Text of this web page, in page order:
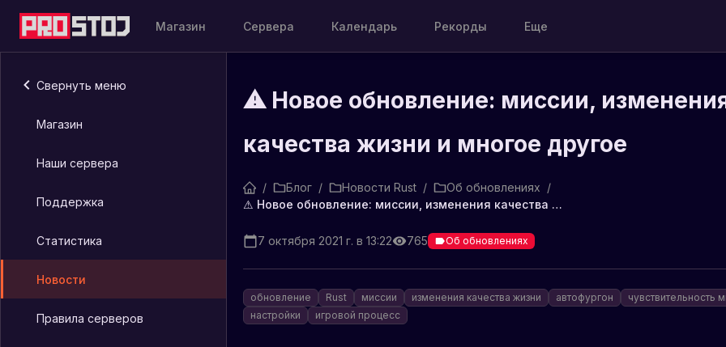
Магазин Сервера Календарь Рекорды Еще
Свернуть меню
Магазин
Наши сервера
Поддержка
Статистика
Новости
Правила серверов
⚠ Новое обновление: миссии,
качества жизни и многое другое
/ Блог / Новости Rust / Об обновлениях /
⚠ Новое обновление: миссии, изменения качества жизни и многое другое
7 октября 2021 г. в 13:22 765 Об обновлениях
обновление Rust миссии изменения качества жизни автофургон
чувствительность
настройки
игровой процесс